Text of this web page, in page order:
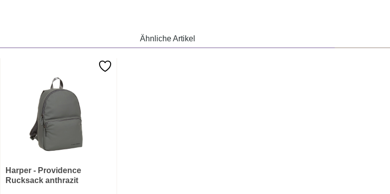
Ähnliche Artikel
Harper - Providence
Rucksack anthrazit